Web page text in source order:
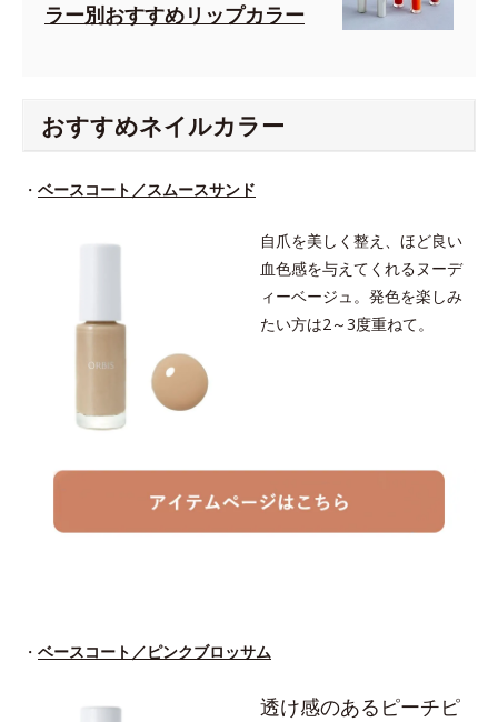
ラー別おすすめリップカラー
おすすめネイルカラー
・ ベースコート／スムースサンド
自爪を美しく整え、ほど良い
血色感を与えてくれるヌーデ
ィーベージュ。発色を楽しみ
たい方は2～3度重ねて。
・ ベースコート／ピンクブロッサム
透け感のあるピーチピ